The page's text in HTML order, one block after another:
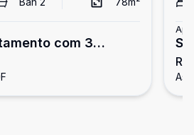
com 3
- vazado - vista
e FGTS -
-